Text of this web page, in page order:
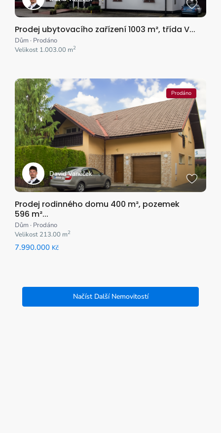
Prodej ubytovacího zařízení 1003 m², třída V...
Dům· Prodáno
Velikost 1.003.00 m2
Prodáno
David Vaněček
Prodej rodinného domu 400 m², pozemek
596 m²...
Dům· Prodáno
Velikost 213.00 m2
7.990.000 Kč